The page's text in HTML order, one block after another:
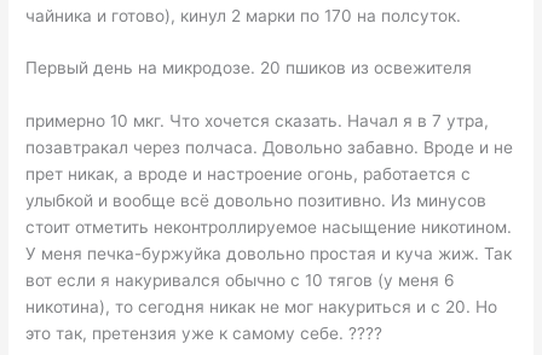
чайника и готово), кинул 2 марки по 170 на полсуток.
Первый день на микродозе. 20 пшиков из освежителя
примерно 10 мкг. Что хочется сказать. Начал я в 7 утра,
позавтракал через полчаса. Довольно забавно. Вроде и не
прет никак, а вроде и настроение огонь, работается с
улыбкой и вообще всё довольно позитивно. Из минусов
стоит отметить неконтроллируемое насыщение никотином.
У меня печка-буржуйка довольно простая и куча жиж. Так
вот если я накуривался обычно с 10 тягов (у меня 6
никотина), то сегодня никак не мог накуриться и с 20. Но
это так, претензия уже к самому себе. ????